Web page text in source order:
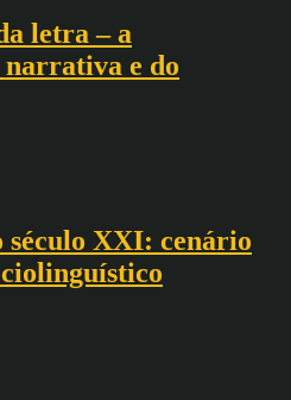
letra – a
e do
século XXI: cenário